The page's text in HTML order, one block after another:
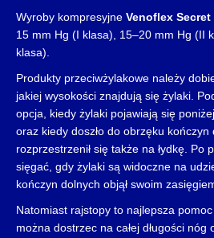
Wyroby kompresyjne Venoflex Secret
15 mm Hg (I klasa), 15–20 mm Hg (II
klasa).
Produkty przeciwżylakowe należy
jakiej wysokości znajdują się żylaki.
opcja, kiedy żylaki pojawiają się
oraz kiedy doszło do obrzęku kończyn
rozprzestrzenił się także na łydkę. Po
sięgać, gdy żylaki są widoczne na
kończyn dolnych objął swoim
Natomiast rajstopy to najlepsza
można dostrzec na całej długości